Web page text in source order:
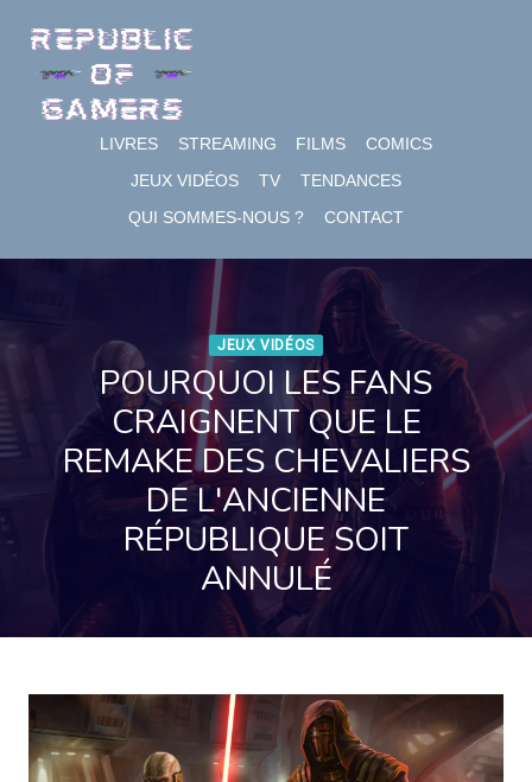
content
LIVRES STREAMING FILMS
COMICS
JEUX VIDÉOS
TV
TENDANCES
QUI SOMMES-NOUS ?
CONTACT
JEUX VIDÉOS
POURQUOI LES FANS
CRAIGNENT QUE LE
REMAKE DES CHEVALIERS
DE L'ANCIENNE
RÉPUBLIQUE SOIT
ANNULÉ